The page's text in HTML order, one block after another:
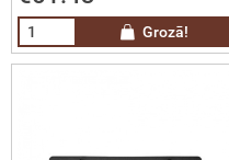
Grozā!
un platību